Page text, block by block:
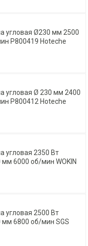
угловая Ø230 мм 2500
P800419 Hoteche
угловая Ø 230 мм 2400
P800412 Hoteche
2350 Вт
6000 об/мин WOKIN
2500 Вт
мм 6800 об/мин SGS